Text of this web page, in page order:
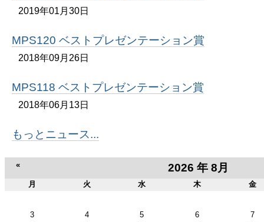
2019年01月30日
MPS120 ベストプレゼンテーション賞
2018年09月26日
MPS118 ベストプレゼンテーション賞
2018年06月13日
もっとニュース...
« 2026 年 8月
月 火 水 木 金
3 4 5 6
7